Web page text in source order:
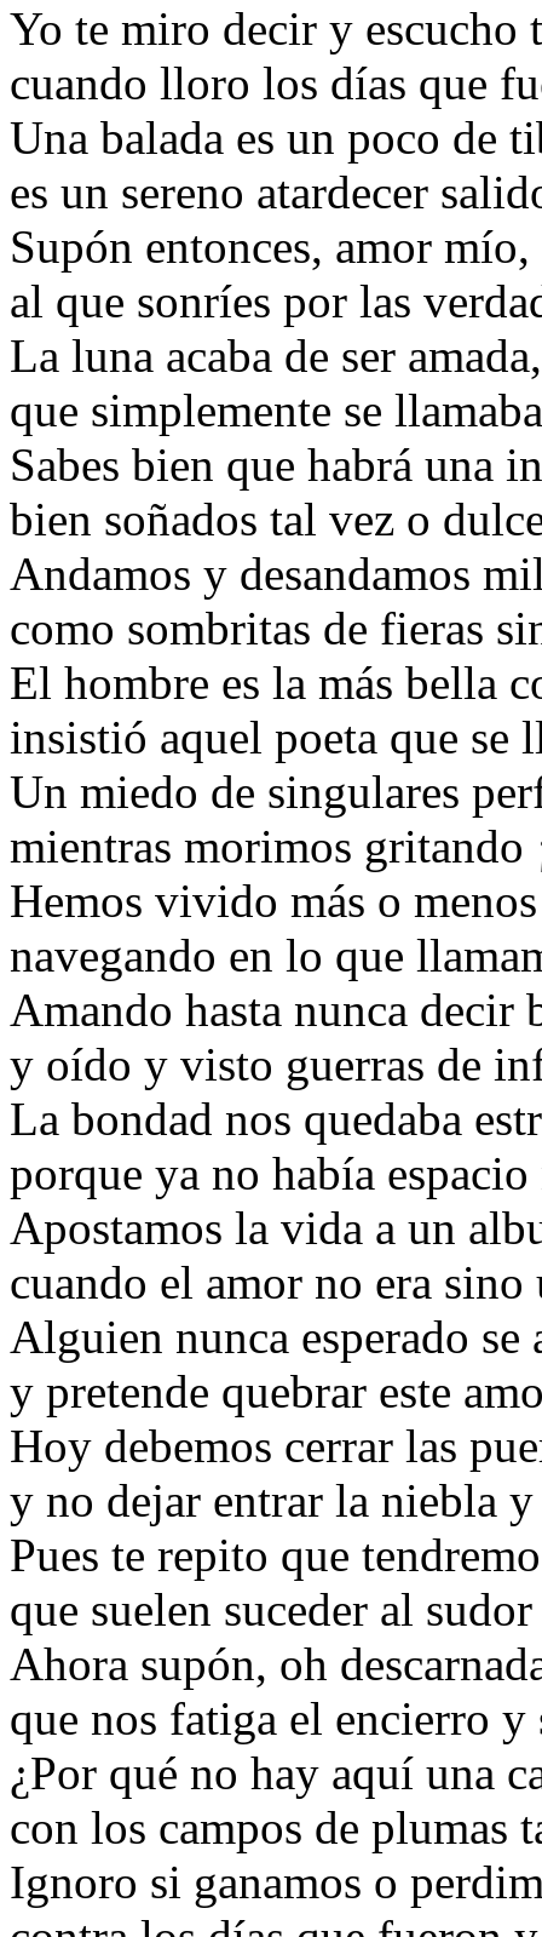
Yo te miro decir y escucho
cuando lloro los días que
Una balada es un poco de
es un sereno atardecer
Supón entonces, amor
al que sonríes por las
La luna acaba de ser
que simplemente se
Sabes bien que habrá una
bien soñados tal vez o
Andamos y desandamos
como sombritas de fieras
El hombre es la más bella
insistió aquel poeta que se
Un miedo de singulares
mientras morimos
Hemos vivido más o
navegando en lo que
Amando hasta nunca decir
y oído y visto guerras de
La bondad nos quedaba
porque ya no había espacio
Apostamos la vida a un
cuando el amor no era sino
Alguien nunca esperado se
y pretende quebrar este
Hoy debemos cerrar las
y no dejar entrar la niebla
Pues te repito que
que suelen suceder al
Ahora supón, oh
que nos fatiga el encierro y
¿Por qué no hay aquí una
con los campos de plumas
Ignoro si ganamos o